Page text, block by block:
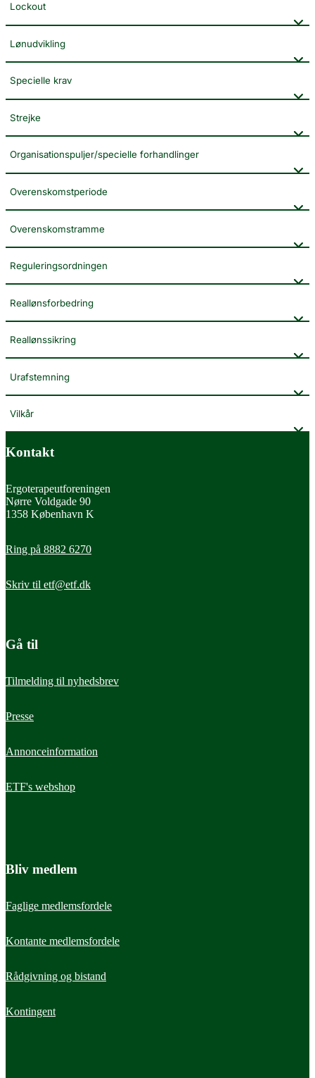
Lockout
Lønudvikling
Specielle krav
Strejke
Organisationspuljer/specielle forhandlinger
Overenskomstperiode
Overenskomstramme
Reguleringsordningen
Reallønsforbedring
Reallønssikring
Urafstemning
Vilkår
Kontakt
Ergoterapeutforeningen
Nørre Voldgade 90
1358 København K
Ring på 8882 6270
Skriv til etf@etf.dk
Gå til
Tilmelding til nyhedsbrev
Presse
Annonceinformation
ETF's webshop
Bliv medlem
Faglige medlemsfordele
Kontante medlemsfordele
Rådgivning og bistand
Kontingent